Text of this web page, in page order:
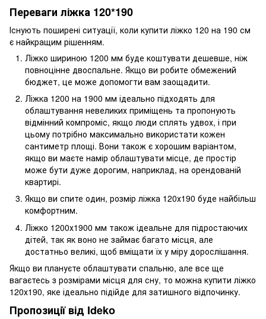
Переваги ліжка 120*190
Існують поширені ситуації, коли купити ліжко 120 на 190 см
є найкращим рішенням.
Ліжко шириною 1200 мм буде коштувати дешевше, ніж
повноцінне двоспальне. Якщо ви робите обмежений
бюджет, це може допомогти вам заощадити.
Ліжка 1200 на 1900 мм ідеально підходять для
облаштування невеликих приміщень та пропонують
відмінний компроміс, якщо люди сплять удвох, і при
цьому потрібно максимально використати кожен
сантиметр площі. Вони також є хорошим варіантом,
якщо ви маєте намір облаштувати місце, де простір
може бути дуже дорогим, наприклад, на орендованій
квартирі.
Якщо ви спите один, розмір ліжка 120х190 буде найбільш
комфортним.
Ліжко 1200х1900 мм також ідеальне для підростаючих
дітей, так як воно не займає багато місця, але
достатньо великі, щоб вміщати їх у міру дорослішання.
Якщо ви плануєте облаштувати спальню, але все ще
вагаєтесь з розмірами місця для сну, то можна купити ліжко
120х190, яке ідеально підійде для затишного відпочинку.
Пропозиції від Ideko